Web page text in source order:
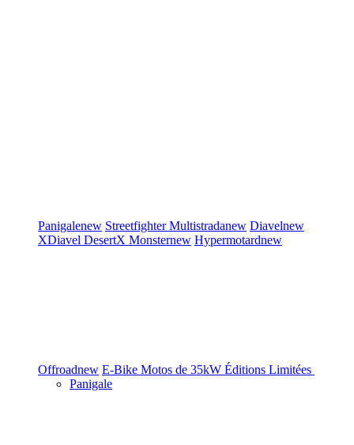
Panigalenew StreetfighterMultistradanew Diavelnew
XDiavel DesertX Monsternew Hypermotardnew
Offroadnew E-Bike Motos de 35kW Éditions Limitées
Panigale